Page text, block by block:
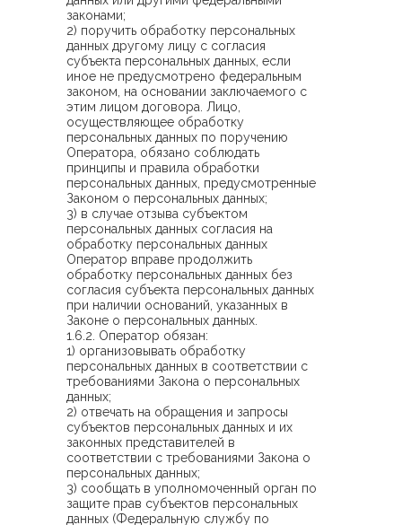
законами;
2) поручить обработку персональных
данных другому лицу с согласия
субъекта персональных данных, если
иное не предусмотрено федеральным
законом, на основании заключаемого с
этим лицом договора. Лицо,
осуществляющее обработку
персональных данных по поручению
Оператора, обязано соблюдать
принципы и правила обработки
персональных данных, предусмотренные
Законом о персональных данных;
3) в случае отзыва субъектом
персональных данных согласия на
обработку персональных данных
Оператор вправе продолжить
обработку персональных данных без
согласия субъекта персональных данных
при наличии оснований, указанных в
Законе о персональных данных.
1.6.2. Оператор обязан:
1) организовывать обработку
персональных данных в соответствии с
требованиями Закона о персональных
данных;
2) отвечать на обращения и запросы
субъектов персональных данных и их
законных представителей в
соответствии с требованиями Закона о
персональных данных;
3) сообщать в уполномоченный орган по
защите прав субъектов персональных
данных (Федеральную службу по